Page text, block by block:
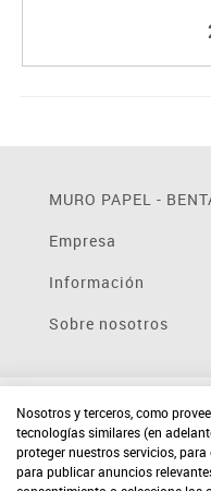
MURO PAPEL -
Empresa
Información
Sobre nosotros
Nosotros y terceros, como
tecnologías similares (en
proteger nuestros servicios,
para publicar anuncios